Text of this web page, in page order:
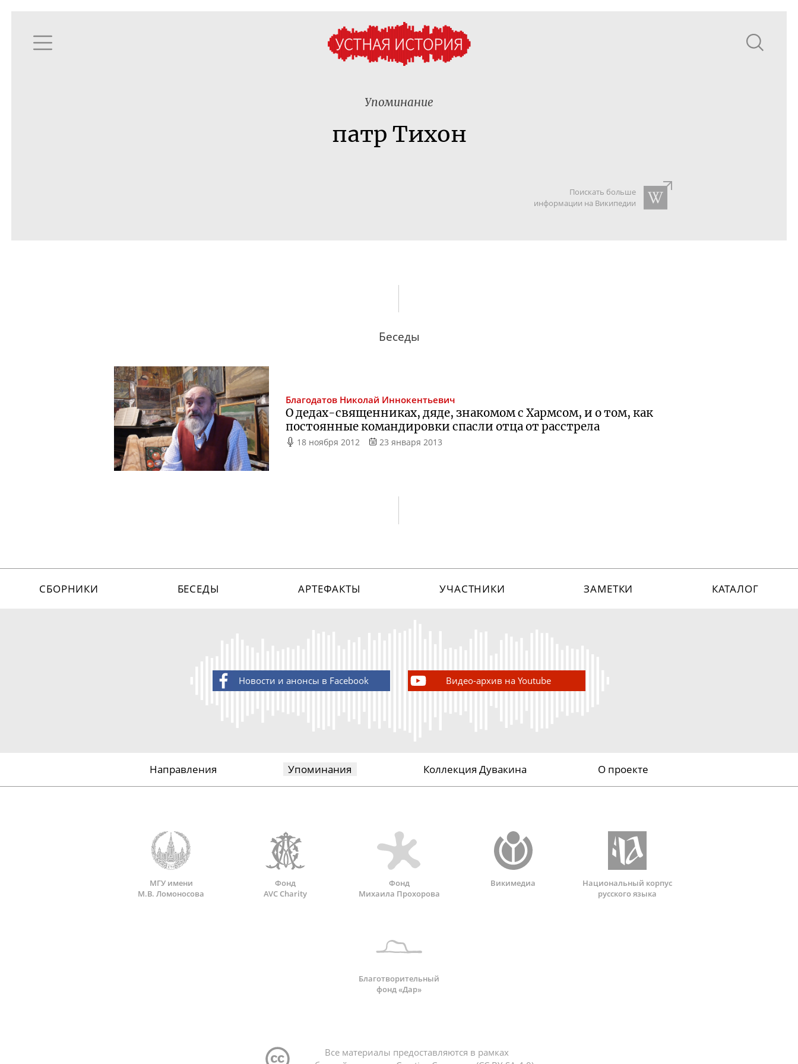
Упоминание
патр Тихон
Поискать больше
информации на Википедии
Беседы
Благодатов Николай Иннокентьевич
О дедах-священниках, дяде, знакомом с Хармсом, и о том, как
постоянные командировки спасли отца от расстрела
18 ноября 2012 23 января 2013
СБОРНИКИ БЕСЕДЫ АРТЕФАКТЫ УЧАСТНИКИ ЗАМЕТКИ КАТАЛОГ
Новости и анонсы в Facebook Видео-архив на Youtube
Направления Упоминания Коллекция Дувакина О проекте
МГУ имени
М.В. Ломоносова
Фонд
AVC Charity
Фонд
Михаила Прохорова
Викимедиа
Национальный корпус
русского языка
Благотворительный
фонд «Дар»
Все материалы предоставляются в рамках